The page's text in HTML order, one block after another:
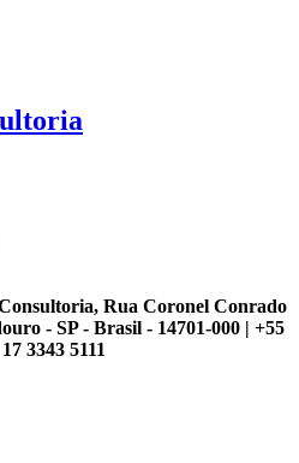
Rua Coronel Conrado
- SP - Brasil - 14701-000 | +55
17 3343 5111